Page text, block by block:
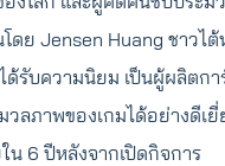
ดย Jensen Huang ชาวไ
ด้รับความนิยม เป็นผู้ผลิตก
ลภาพของเกมได้อย่างดีเ
น 6 ปีหลังจากเปิดกิจการ